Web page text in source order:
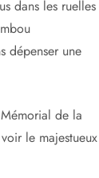
votre budget.
quartiers